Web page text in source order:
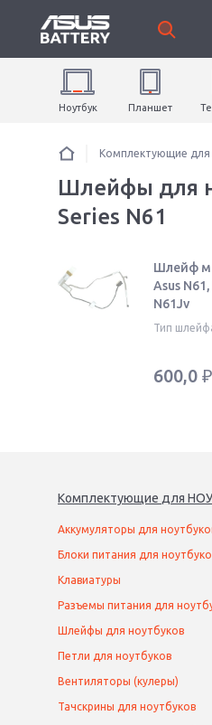
Ноутбук Планшет
Комплектующие для
Шлейфы для
Series N61
Шлейф
Asus
N61Jv
Тип
600,0 ₽
Комплектующие для
Аккумуляторы для
Блоки питания для
Клавиатуры
Разъемы питания для
Шлейфы для ноутбуков
Петли для ноутбуков
Вентиляторы (кулеры)
Тачскрины для ноутбуков